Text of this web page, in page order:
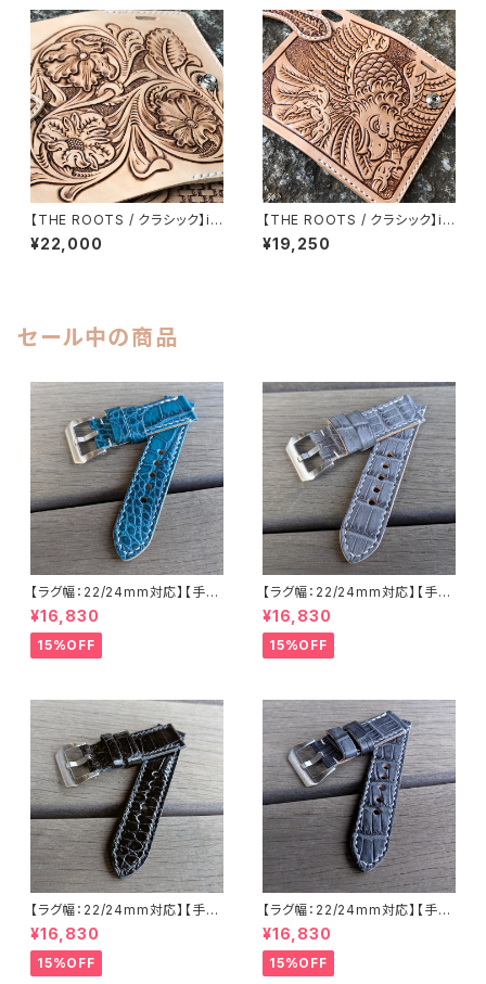
【THE ROOTS / クラシック】iP
hone各種対応 手彫り 手縫い
本革/レザー シェリダンスタイ
¥22,000
【THE ROOTS / クラシック】iP
hone各種対応 手帳型ケース
鷲/鷹/イーグルカービング イタ
¥19,250
セール中の商品
【ラグ幅：22/24mm対応】【手縫
い】【ストレート型】【子穴：円形】
【2PS-ALEMWHs】アリゲータ
ー 腹ワニ エメラルド 国産なめ
しの本革 下地 ヌメ革キャメル
¥16,830
15%OFF
【ラグ幅：22/24mm対応】【手縫
い】【ストレート型】【子穴：円形】
【T2S-ALGYWHs】アリゲータ
ー 腹ワニ グレー 国産なめしの
本革 下地 オイル仕立てのヌメ
7
¥16,830
15%OFF
【ラグ幅：22/24mm対応】【手縫
い】【ストレート型】【子穴：円形】
【T2S-ALGBKWHs】ホワイト
ステッチ 腹ワニ グレージングブ
ラック国産なめしの本革アリゲ
¥16,830
15%OFF
【ラグ幅：22/24mm対応】【手縫
い】【ストレート型】【子穴：円形】
【T2S-ALBLGYWHs】アリゲー
ター 腹ワニ テイル部 ブルーグ
レー 国産なめしの本革 下地 ヌ
¥16,830
15%OFF